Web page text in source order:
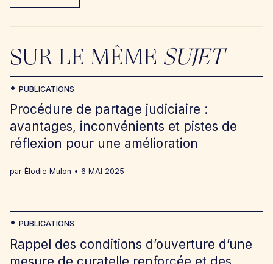
SUR LE MÊME SUJET
Procédure de partage judiciaire :
avantages, inconvénients et pistes de
réflexion pour une amélioration
par Élodie Mulon 6 MAI 2025
PUBLICATIONS
Rappel des conditions d’ouverture d’une
PUBLICATIONS